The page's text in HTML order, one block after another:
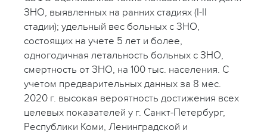
ЗНО, выявленных на ранних стадиях (I-II
стадии); удельный вес больных с ЗНО,
состоящих на учете 5 лет и более,
одногодичная летальность больных с ЗНО,
смертность от ЗНО, на 100 тыс. населения. С
учетом предварительных данных за 8 мес.
2020 г. высокая вероятность достижения всех
целевых показателей у г. Санкт-Петербург,
Республики Коми, Ленинградской и